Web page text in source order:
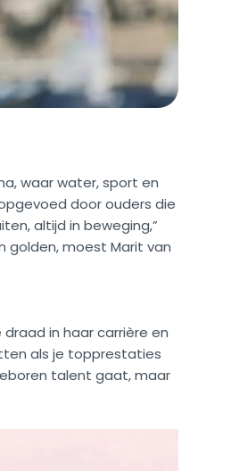
waar water, sport en
door ouders die
altijd in beweging,”
golden, moest Marit van
in haar carrière en
als je topprestaties
talent gaat, maar